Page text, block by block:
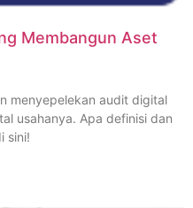
Membangun Aset
menyepelekan audit digital
usahanya. Apa definisi dan
sini!